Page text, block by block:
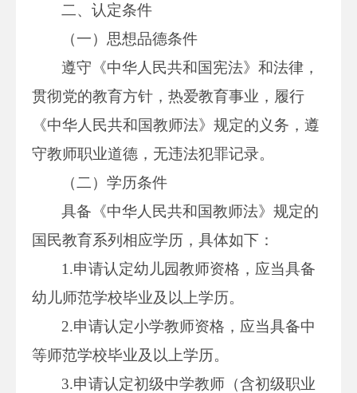
二、认定条件
（一）思想品德条件
遵守《中华人民共和国宪法》和法律，
贯彻党的教育方针，热爱教育事业，履行
《中华人民共和国教师法》规定的义务，遵
守教师职业道德，无违法犯罪记录。
（二）学历条件
具备《中华人民共和国教师法》规定的
国民教育系列相应学历，具体如下：
1.申请认定幼儿园教师资格，应当具备
幼儿师范学校毕业及以上学历。
2.申请认定小学教师资格，应当具备中
等师范学校毕业及以上学历。
3.申请认定初级中学教师（含初级职业